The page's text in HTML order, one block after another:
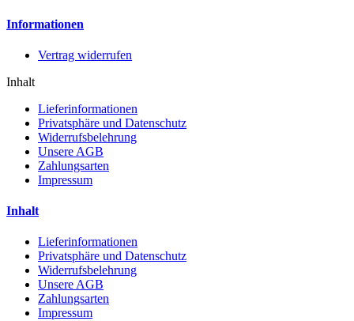
Informationen
Vertrag widerrufen
Inhalt
Lieferinformationen
Privatsphäre und Datenschutz
Widerrufsbelehrung
Unsere AGB
Zahlungsarten
Impressum
Inhalt
Lieferinformationen
Privatsphäre und Datenschutz
Widerrufsbelehrung
Unsere AGB
Zahlungsarten
Impressum